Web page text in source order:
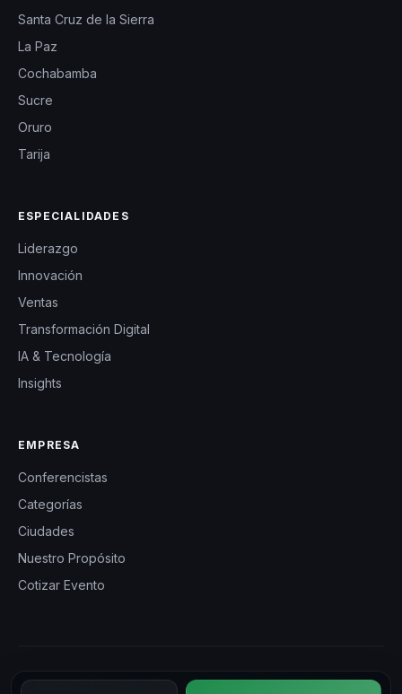
Santa Cruz de la Sierra
La Paz
Cochabamba
Sucre
Oruro
Tarija
ESPECIALIDADES
Liderazgo
Innovación
Ventas
Transformación Digital
IA & Tecnología
Insights
EMPRESA
Conferencistas
Categorías
Ciudades
Nuestro Propósito
Cotizar Evento
© 2026 CHM Bolivia — Charlas Motivacionales en Bolivia. Todos